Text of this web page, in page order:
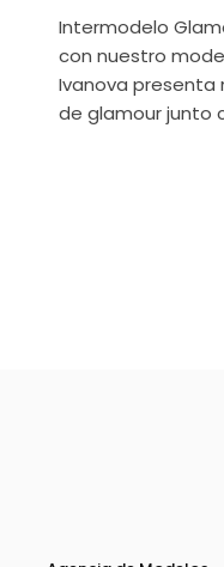
Intermodelo
con nuestro
Ivanova
de glamour junto